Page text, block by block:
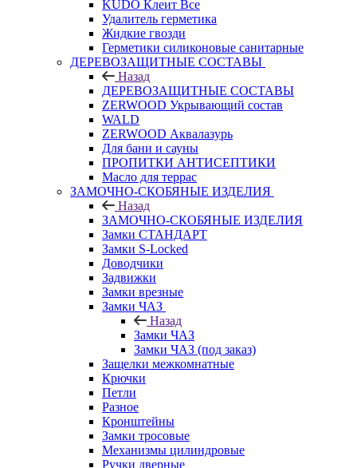
KUDO Клеит Все
Удалитель герметика
Жидкие гвозди
Герметики силиконовые санитарные
ДЕРЕВОЗАЩИТНЫЕ СОСТАВЫ
Назад
ДЕРЕВОЗАЩИТНЫЕ СОСТАВЫ
ZERWOOD Укрывающий состав
WALD
ZERWOOD Аквалазурь
Для бани и сауны
ПРОПИТКИ АНТИСЕПТИКИ
Масло для террас
ЗАМОЧНО-СКОБЯНЫЕ ИЗДЕЛИЯ
Назад
ЗАМОЧНО-СКОБЯНЫЕ ИЗДЕЛИЯ
Замки СТАНДАРТ
Замки S-Locked
Доводчики
Задвижки
Замки врезные
Замки ЧАЗ
Назад
Замки ЧАЗ
Замки ЧАЗ (под заказ)
Защелки межкомнатные
Крючки
Петли
Разное
Кронштейны
Замки тросовые
Механизмы цилиндровые
Ручки дверные